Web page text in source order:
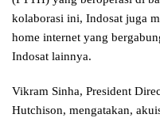
kolaborasi ini, Indosat juga
home internet yang
Indosat lainnya.
Vikram Sinha, President
Hutchison, mengatakan,